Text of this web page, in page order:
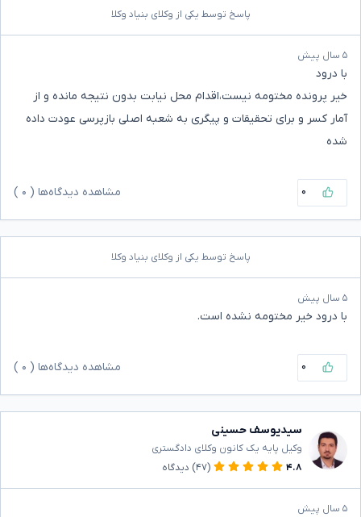
پاسخ توسط یکی از وکلای بنیاد وکلا
۵ سال پیش
با درود
خیر پرونده مختومه نیست،اقدام محل نیابت بدون نتیجه مانده و از
آمار کسر و برای تحقیقات و پیگری به شعبه اصلی بازپرسی عودت داده
شده
۰ مشاهده دیدگاه‌ها ( ۰
پاسخ توسط یکی از وکلای بنیاد وکلا
۵ سال پیش
با درود خیر مختومه نشده است.
۰ مشاهده دیدگاه‌ها ( ۰
سیدیوسف حسینی
وکیل پایه یک کانون وکلای دادگستری
۴.۸
(۴۷) دیدگاه
۵ سال پیش